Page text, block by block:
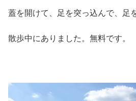
蓋を開けて、足を突っ込んで、足
散歩中にありました。無料です。